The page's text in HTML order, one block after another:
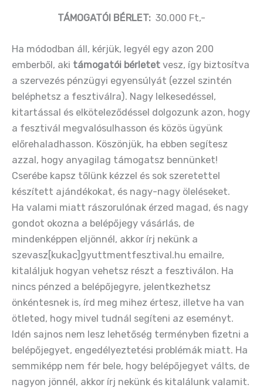
TÁMOGATÓI BÉRLET: 30.000 Ft,-
Ha módodban áll, kérjük, legyél egy azon 200
emberből, aki támogatói bérletet vesz, így biztosítva
a szervezés pénzügyi egyensúlyát (ezzel szintén
beléphetsz a fesztiválra). Nagy lelkesedéssel,
kitartással és elköteleződéssel dolgozunk azon, hogy
a fesztivál megvalósulhasson és közös ügyünk
előrehaladhasson. Köszönjük, ha ebben segítesz
azzal, hogy anyagilag támogatsz bennünket!
Cserébe kapsz tőlünk kézzel és sok szeretettel
készített ajándékokat, és nagy-nagy öleléseket.
Ha valami miatt rászorulónak érzed magad, és nagy
gondot okozna a belépőjegy vásárlás, de
mindenképpen eljönnél, akkor írj nekünk a
szevasz[kukac]gyuttmentfesztival.hu emailre,
kitaláljuk hogyan vehetsz részt a fesztiválon. Ha
nincs pénzed a belépőjegyre, jelentkezhetsz
önkéntesnek is, írd meg mihez értesz, illetve ha van
ötleted, hogy mivel tudnál segíteni az eseményt.
Idén sajnos nem lesz lehetőség terményben fizetni a
belépőjegyet, engedélyeztetési problémák miatt. Ha
semmiképp nem fér bele, hogy belépőjegyet válts, de
nagyon jönnél, akkor írj nekünk és kitalálunk valamit.